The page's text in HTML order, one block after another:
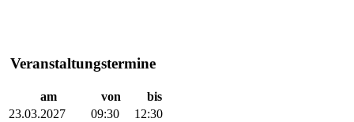
Veranstaltungstermine
am von
bis
23.03.2027
09:30 12:30